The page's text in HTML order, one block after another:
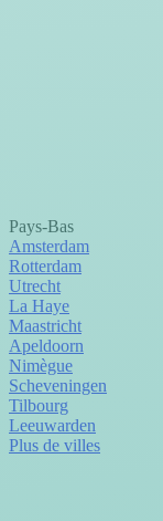
Pays-Bas
Amsterdam
Rotterdam
Utrecht
La Haye
Maastricht
Apeldoorn
Nimègue
Scheveningen
Tilbourg
Leeuwarden
Plus de villes